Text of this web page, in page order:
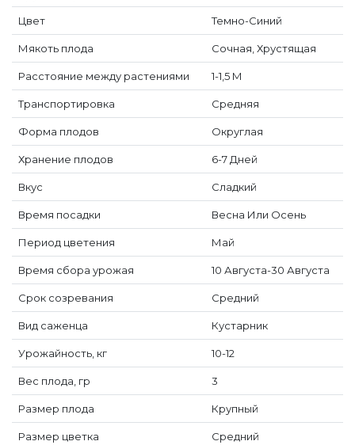
Цвет Темно-Синий
Мякоть плода Сочная, Хрустящая
Расстояние между растениями 1-1,5 М
Транспортировка Средняя
Форма плодов Округлая
Хранение плодов 6-7 Дней
Вкус Сладкий
Время посадки Весна Или Осень
Период цветения Май
Время сбора урожая 10 Августа-30 Августа
Срок созревания Средний
Вид саженца Кустарник
Урожайность, кг 10-12
Вес плода, гр 3
Размер плода Крупный
Размер цветка Средний